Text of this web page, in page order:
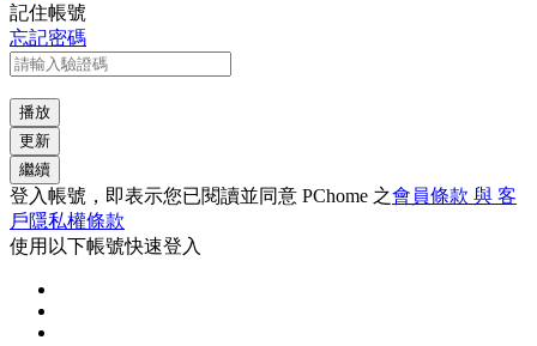
記住帳號
忘記密碼
播放
更新
繼續
登入帳號，即表示您已閱讀並同意 PChome 之會員條款 與 客
戶隱私權條款
使用以下帳號快速登入